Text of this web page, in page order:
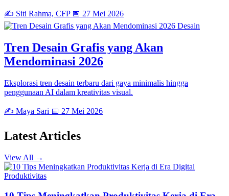
✍️ Siti Rahma, CFP 📅 27 Mei 2026
Desain
Tren Desain Grafis yang Akan
Mendominasi 2026
Eksplorasi tren desain terbaru dari gaya minimalis hingga
penggunaan AI dalam kreativitas visual.
✍️ Maya Sari 📅 27 Mei 2026
Latest Articles
View All →
Produktivitas